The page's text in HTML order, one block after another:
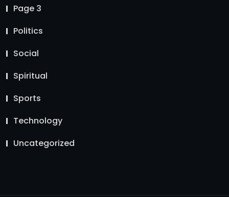
Page 3
Politics
Social
Spiritual
Sports
Technology
Uncategorized